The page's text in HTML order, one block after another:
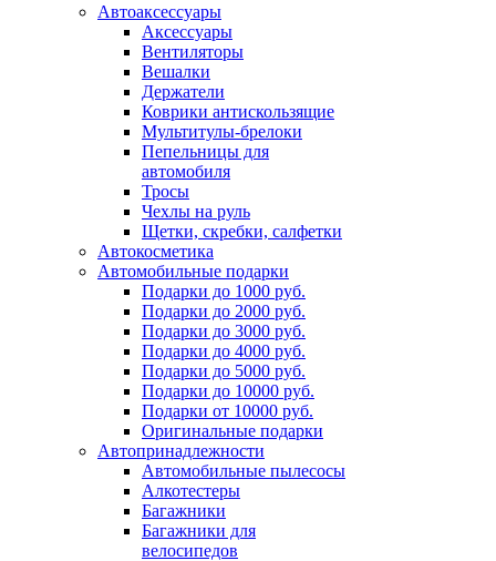
Автоаксессуары
Аксессуары
Вентиляторы
Вешалки
Держатели
Коврики антискользящие
Мультитулы-брелоки
Пепельницы для
автомобиля
Тросы
Чехлы на руль
Щетки, скребки, салфетки
Автокосметика
Автомобильные подарки
Подарки до 1000 руб.
Подарки до 2000 руб.
Подарки до 3000 руб.
Подарки до 4000 руб.
Подарки до 5000 руб.
Подарки до 10000 руб.
Подарки от 10000 руб.
Оригинальные подарки
Автопринадлежности
Автомобильные пылесосы
Алкотестеры
Багажники
Багажники для
велосипедов